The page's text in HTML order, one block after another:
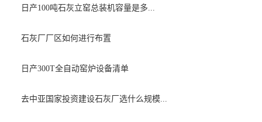
日产100吨石灰立窑总装机容量是多...
石灰厂厂区如何进行布置
日产300T全自动窑炉设备清单
去中亚国家投资建设石灰厂选什么规模...